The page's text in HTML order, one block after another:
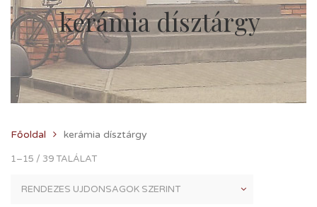
kerámia dísztárgy
Főoldal kerámia dísztárgy
1–15 / 39 TALÁLAT